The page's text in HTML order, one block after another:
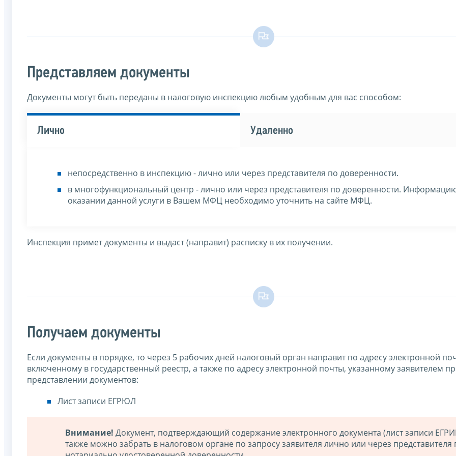
Представляем документы
Документы могут быть переданы в налоговую инспекцию любым удобным для вас способом:
Лично Удаленно
непосредственно в инспекцию - лично или через представителя по доверенности.
в многофункциональный центр - лично или через представителя по доверенности.
оказании данной услуги в Вашем МФЦ необходимо уточнить на сайте МФЦ.
Инспекция примет документы и выдаст (направит) расписку в их получении.
Получаем документы
Если документы в порядке, то через 5 рабочих дней налоговый орган направит по адресу электронной
включенному в государственный реестр, а также по адресу электронной почты, указанному заявителем
представлении документов:
Лист записи ЕГРЮЛ
Внимание! Документ, подтверждающий содержание электронного документа (лист записи
также можно забрать в налоговом органе по запросу заявителя лично или через представителя